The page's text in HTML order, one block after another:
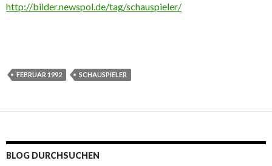
http://bilder.newspol.de/tag/schauspieler/
FEBRUAR 1992 SCHAUSPIELER
BLOG DURCHSUCHEN